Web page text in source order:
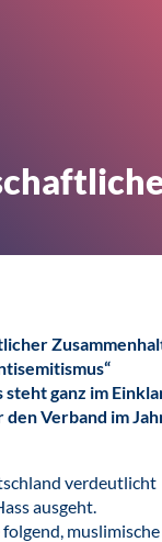
ganz im
Verband im
verdeutlicht
ausgeht.
muslimische